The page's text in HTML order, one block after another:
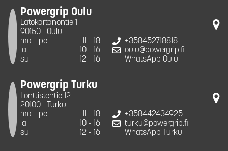
Powergrip Oulu
Latokartanontie 1
90150
Oulu
ma - pe
11 - 18
la
10 - 16
su
12 - 16
+358452718818
oulu@powergrip.fi
WhatsApp Oulu
Powergrip Turku
Lonttistentie 12
20100
Turku
ma - pe
11 - 18
la
10 - 16
su
12 - 16
+358442434925
turku@powergrip.fi
WhatsApp Turku